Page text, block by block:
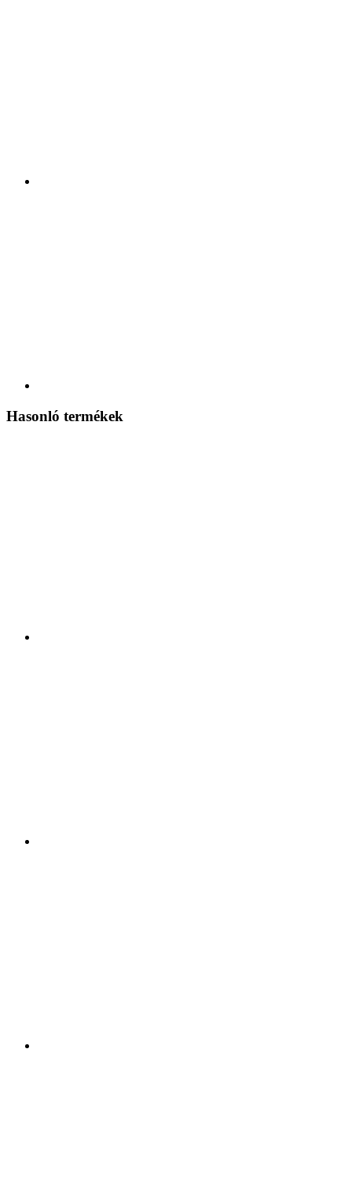
Hasonló termékek